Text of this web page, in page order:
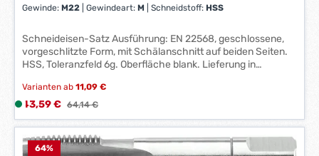
Gewinde:M22 Gewindeart:M Schneidstoff:HSS
Schneideisen-Satz Ausführung: EN 22568, geschlossene,
vorgeschlitzte Form, mit Schälanschnitt auf beiden Seiten.
HSS, Toleranzfeld 6g. Oberfläche blank. Lieferung in
Regelgewinde nach DIN 13. Hersteller: Einkaufsbüro
Deutscher Eisenhändler GmbH, EDE Platz 1, 42389
Je 1 Stück M3; 4; 5; 6; 8; 10; 12
Varianten ab 11,09 €
Verkaufspreis:
L
i
f
43,59 € Regulärer Preis:
64,14 €
64%